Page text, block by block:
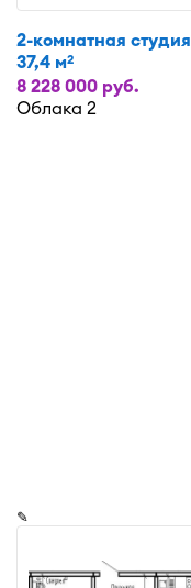
2-комнатная студия
37,4 м2
8 228 000 руб.
Облака 2
✎